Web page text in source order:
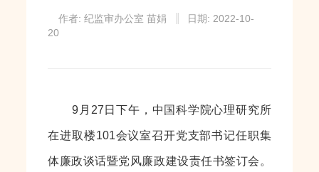
作者: 纪监审办公室 苗娟
日期: 2022-10-
20
9月27日下午，中国科学院心理研究所
在进取楼101会议室召开党支部书记任职集
体廉政谈话暨党风廉政建设责任书签订会。